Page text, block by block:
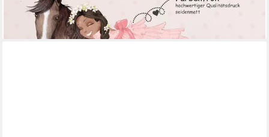
lieferbar - in 4-5 Werktagen bei dir